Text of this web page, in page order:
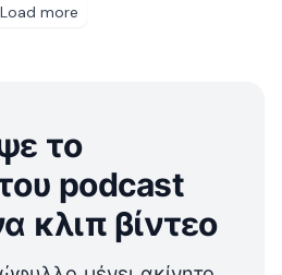
το
podcast
κλιπ βίντεο